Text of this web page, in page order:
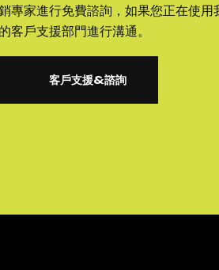
專家進行免費諮詢，如果您正在使用
客戶支援部門進行溝通。
客戶支援&諮詢